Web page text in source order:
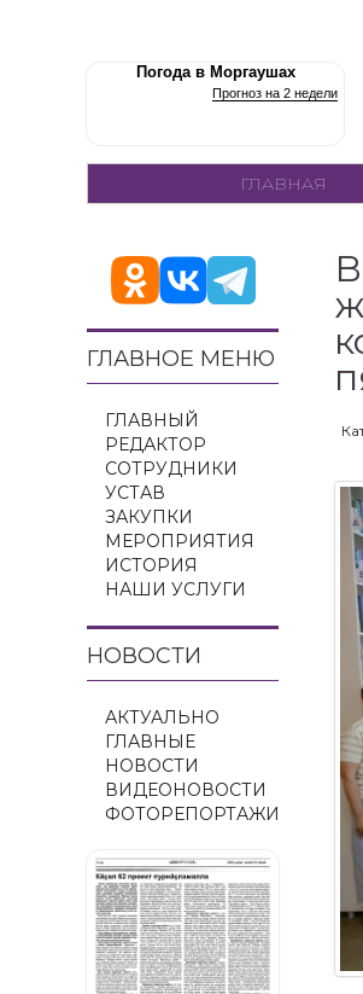
Погода в Моргаушах
Прогноз на 2 недели
ГЛАВНАЯ
ГЛАВНОЕ МЕНЮ
ГЛАВНЫЙ
РЕДАКТОР
СОТРУДНИКИ
УСТАВ
ЗАКУПКИ
МЕРОПРИЯТИЯ
ИСТОРИЯ
НАШИ УСЛУГИ
НОВОСТИ
АКТУАЛЬНО
ГЛАВНЫЕ
НОВОСТИ
ВИДЕОНОВОСТИ
ФОТОРЕПОРТАЖИ